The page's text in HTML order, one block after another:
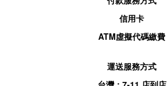
信用卡
ATM虛擬代碼繳費
運送服務方式